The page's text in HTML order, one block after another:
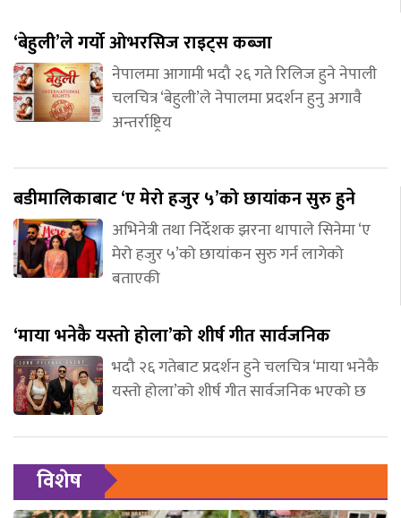
‘बेहुली’ले गर्यो ओभरसिज राइट्स कब्जा
नेपालमा आगामी भदौ २६ गते रिलिज हुने नेपाली
चलचित्र ‘बेहुली’ले नेपालमा प्रदर्शन हुनु अगावै
अन्तर्राष्ट्रिय
बडीमालिकाबाट ‘ए मेरो हजुर ५’को छायांकन सुरु हुने
अभिनेत्री तथा निर्देशक झरना थापाले सिनेमा ‘ए
मेरो हजुर ५’को छायांकन सुरु गर्न लागेको
बताएकी
‘माया भनेकै यस्तो होला’को शीर्ष गीत सार्वजनिक
भदौ २६ गतेबाट प्रदर्शन हुने चलचित्र ‘माया भनेकै
यस्तो होला’को शीर्ष गीत सार्वजनिक भएको छ
विशेष